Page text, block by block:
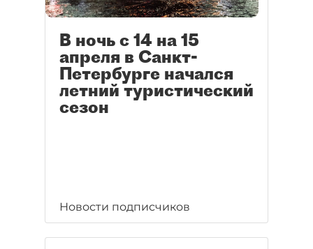
В ночь с 14 на 15
апреля в Санкт-
Петербурге начался
летний туристический
сезон
Новости подписчиков